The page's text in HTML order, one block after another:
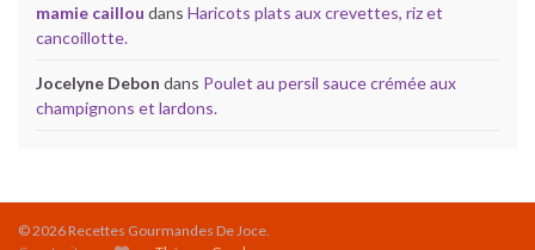
mamie caillou dans Haricots plats aux crevettes, riz et
cancoillotte.
Jocelyne Debon dans Poulet au persil sauce crémée aux
champignons et lardons.
© 2026 Recettes Gourmandes De Joce.